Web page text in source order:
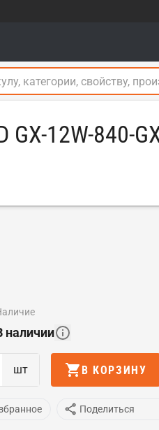
12W-840-
наличие
наличии
шт В КОРЗИНУ
Поделиться